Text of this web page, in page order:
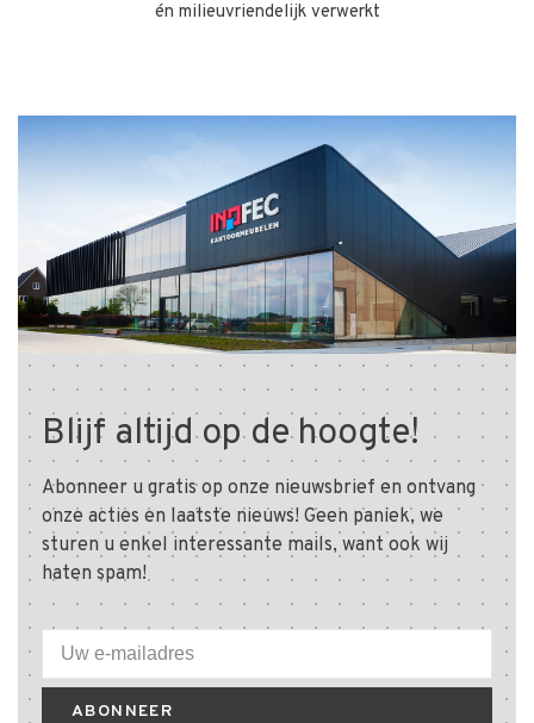
én milieuvriendelijk verwerkt
Blijf altijd op de hoogte!
Abonneer u gratis op onze nieuwsbrief en ontvang
onze acties en laatste nieuws! Geen paniek, we
sturen u enkel interessante mails, want ook wij
haten spam!
ABONNEER